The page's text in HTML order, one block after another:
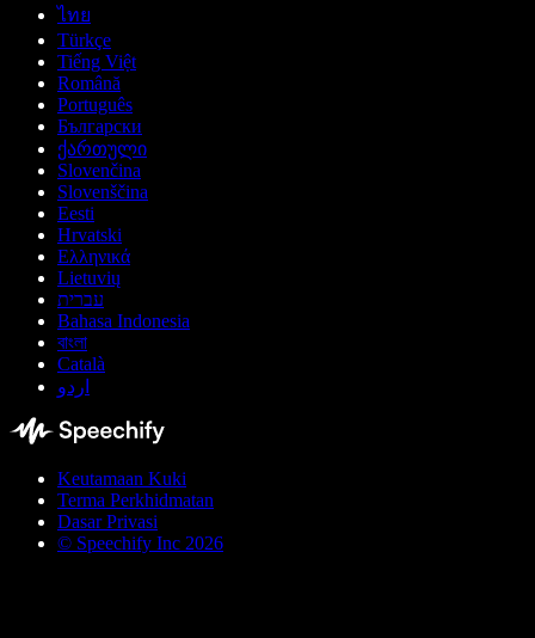
ไทย
Türkçe
Tiếng Việt
Română
Português
Български
ქართული
Slovenčina
Slovenščina
Eesti
Hrvatski
Ελληνικά
Lietuvių
עברית
Bahasa Indonesia
বাংলা
Català
اردو
Keutamaan Kuki
Terma Perkhidmatan
Dasar Privasi
© Speechify Inc 2026